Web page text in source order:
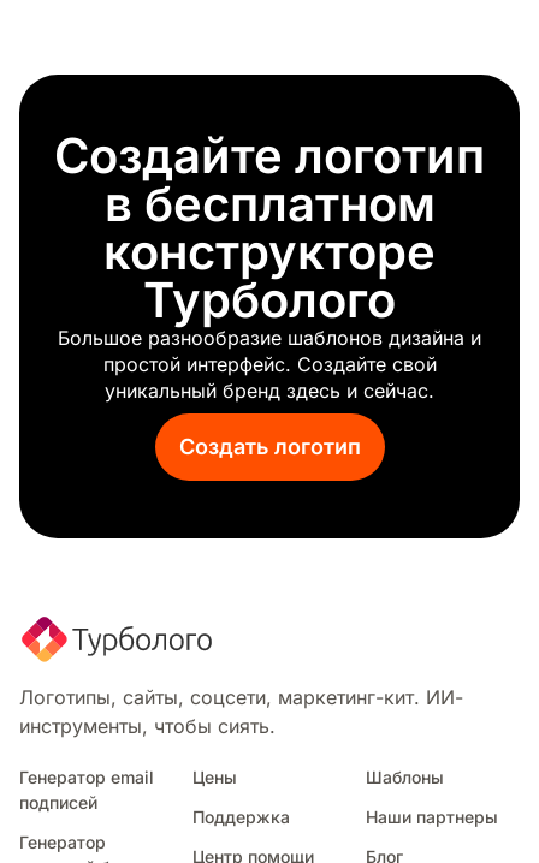
Элита
Королевские игры
Наруто
Эндермен
Карточная игра
Наблюдение
Sk игры
Студия игрового дизайна
Мальчик игрок
Покемон
Ассасин
Майнкрафт
Animal Crossing
Стар крафт
Ракетная лига
Символ киллера
Галактический убийца
Создайте логотип
в бесплатном
конструкторе
Турболого
Большое разнообразие шаблонов дизайна и
простой интерфейс. Создайте свой
уникальный бренд здесь и сейчас.
Создать логотип
Логотипы, сайты, соцсети, маркетинг-кит. ИИ-
инструменты, чтобы сиять.
Генератор email
подписей
Генератор
Цены
Поддержка
Центр помощи
Шаблоны
Наши партнеры
Блог